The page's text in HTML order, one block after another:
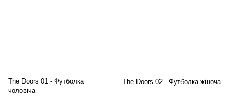
The Doors 01 - Футболка
чоловіча
The Doors 02 - Футболка жіноча